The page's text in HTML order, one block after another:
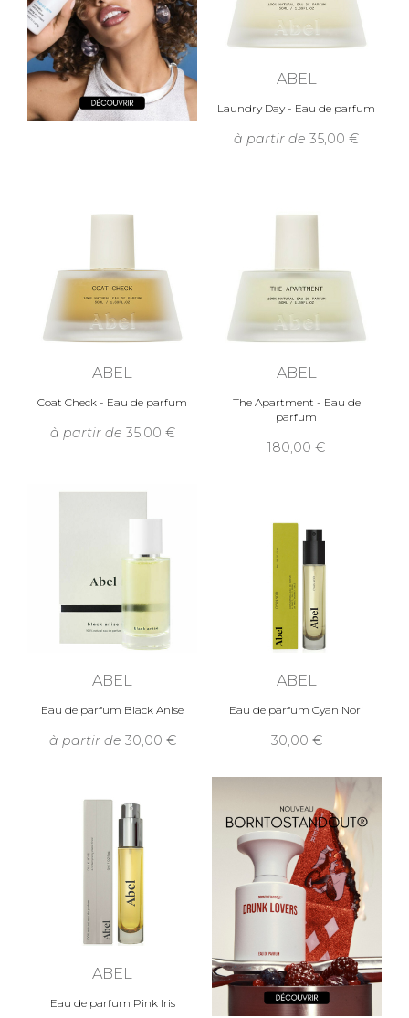
ABEL
Laundry Day - Eau de parfum
à partir de 35,00
ABEL
Coat Check - Eau de parfum
à partir de 35,00
ABEL
The Apartment - Eau de
parfum
180,00
ABEL
Eau de parfum Black Anise
à partir de 30,00
ABEL
Eau de parfum Cyan Nori
30,00
ABEL
Eau de parfum Pink Iris